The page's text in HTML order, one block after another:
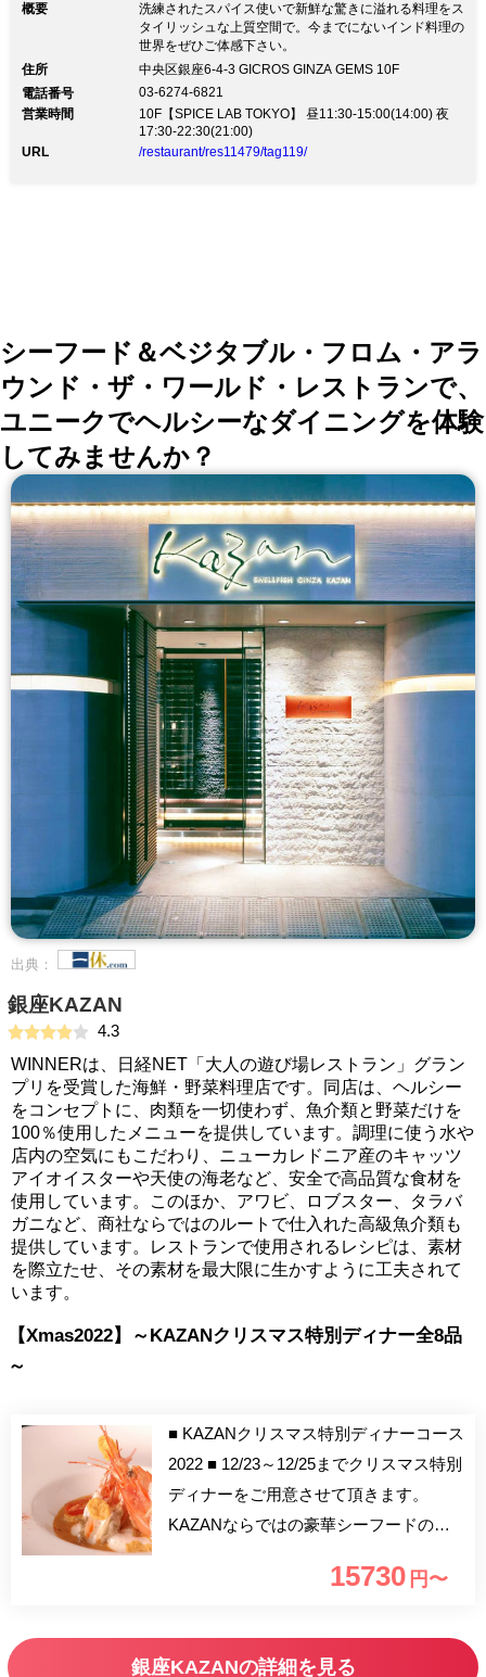
概要
洗練されたスパイス使いで新鮮な驚きに溢れる料理をス
タイリッシュな上質空間で。今までにないインド料理の
世界をぜひご体感下さい。
住所
中央区銀座6-4-3 GICROS GINZA GEMS 10F
電話番号
03-6274-6821
営業時間
10F【SPICE LAB TOKYO】 昼11:30-15:00(14:00) 夜
17:30-22:30(21:00)
URL
/restaurant/res11479/tag119/
シーフード＆ベジタブル・フロム・アラ
ウンド・ザ・ワールド・レストランで、
ユニークでヘルシーなダイニングを体験
してみませんか？
出典：
銀座KAZAN
4.3
WINNERは、日経NET「大人の遊び場レストラン」グラン
プリを受賞した海鮮・野菜料理店です。同店は、ヘルシー
をコンセプトに、肉類を一切使わず、魚介類と野菜だけを
100％使用したメニューを提供しています。調理に使う水や
店内の空気にもこだわり、ニューカレドニア産のキャッツ
アイオイスターや天使の海老など、安全で高品質な食材を
使用しています。このほか、アワビ、ロブスター、タラバ
ガニなど、商社ならではのルートで仕入れた高級魚介類も
提供しています。レストランで使用されるレシピは、素材
を際立たせ、その素材を最大限に生かすように工夫されて
います。
【Xmas2022】～KAZANクリスマス特別ディナー全8品
～
■ KAZANクリスマス特別ディナーコース
2022 ■ 12/23～12/25までクリスマス特別
ディナーをご用意させて頂きます。
KAZANならではの豪華シーフードの饗
約特典】 ボトルシャンパン1本をサービ
15730 円〜
銀座KAZANの詳細を見る